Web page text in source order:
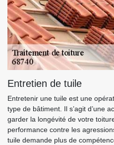
Entretien de tuile
Entretenir une tuile est une
type de bâtiment. Il s’agit d’une
garder la longévité de votre
performance contre les
tuile demande plus de